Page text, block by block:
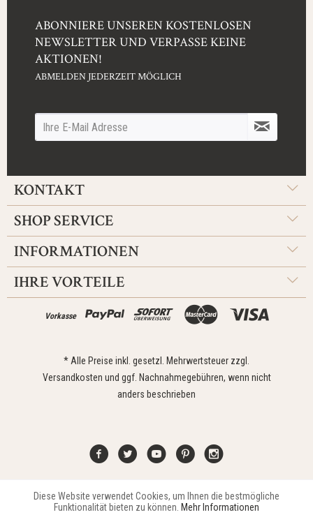
ABONNIERE UNSEREN KOSTENLOSEN
NEWSLETTER UND VERPASSE KEINE
AKTIONEN!
ABMELDEN JEDERZEIT MÖGLICH
KONTAKT
SHOP SERVICE
INFORMATIONEN
IHRE VORTEILE
Vorkasse
* Alle Preise inkl. gesetzl. Mehrwertsteuer zzgl.
Versandkosten und ggf. Nachnahmegebühren, wenn nicht
anders beschrieben
Kontakt Widerrufsrecht Impressum Versand Datenschutz
Funktionale Aktiv
Diese Website verwendet Cookies, um Ihnen die bestmögliche
Funktionalität bieten zu können. Mehr Informationen